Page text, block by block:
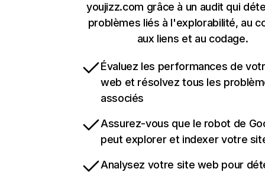
youjizz.com grâce à un audit qui
problèmes liés à l'explorabilité, au
aux liens et au codage.
Évaluez les performances de
web et résolvez tous les
associés
Assurez-vous que le robot de
peut explorer et indexer votre
Analysez votre site web pour